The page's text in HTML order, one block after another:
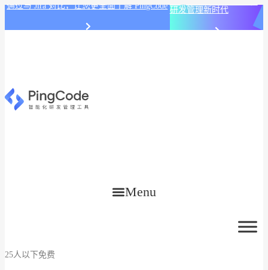
通过与 Jira 对比，让您更全面了解 PingCode 研发管理新时代
Menu
25人以下免费